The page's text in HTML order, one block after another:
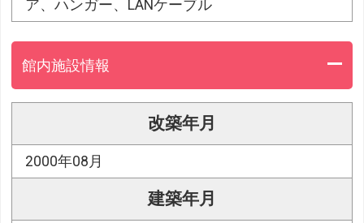
ア、ハンガー、LANケーブル
館内施設情報
改築年月
2000年08月
建築年月